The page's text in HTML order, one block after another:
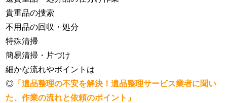
貴重品の捜索
不用品の回収・処分
特殊清掃
簡易清掃・片づけ
細かな流れやポイントは
◎ 「遺品整理の不安を解決！遺品整理サービス業者に聞い
た、作業の流れと依頼のポイント」